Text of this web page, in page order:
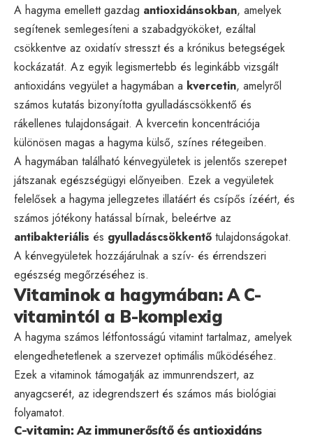
A hagyma emellett gazdag antioxidánsokban, amelyek
segítenek semlegesíteni a szabadgyököket, ezáltal
csökkentve az oxidatív stresszt és a krónikus betegségek
kockázatát. Az egyik legismertebb és leginkább vizsgált
antioxidáns vegyület a hagymában a kvercetin, amelyről
számos kutatás bizonyította gyulladáscsökkentő és
rákellenes tulajdonságait. A kvercetin koncentrációja
különösen magas a hagyma külső, színes rétegeiben.
A hagymában található kénvegyületek is jelentős szerepet
játszanak egészségügyi előnyeiben. Ezek a vegyületek
felelősek a hagyma jellegzetes illatáért és csípős ízéért, és
számos jótékony hatással bírnak, beleértve az
antibakteriális és gyulladáscsökkentő tulajdonságokat.
A kénvegyületek hozzájárulnak a szív- és érrendszeri
egészség megőrzéséhez is.
Vitaminok a hagymában: A C-
vitamintól a B-komplexig
A hagyma számos létfontosságú vitamint tartalmaz, amelyek
elengedhetetlenek a szervezet optimális működéséhez.
Ezek a vitaminok támogatják az immunrendszert, az
anyagcserét, az idegrendszert és számos más biológiai
folyamatot.
C-vitamin: Az immunerősítő és antioxidáns